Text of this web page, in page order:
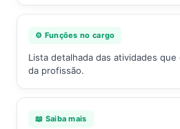
⚙️ Funções no cargo
Lista detalhada das atividades
da profissão.
📖 Saiba mais